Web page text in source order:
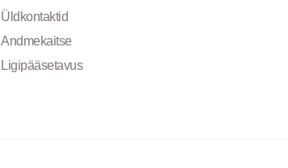
Üldkontaktid
Andmekaitse
Ligipääsetavus